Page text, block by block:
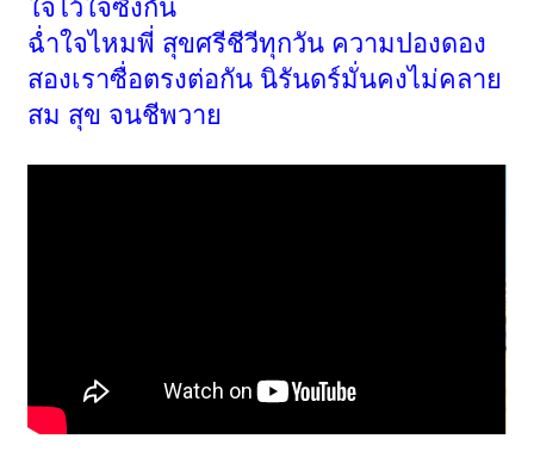
ใจไว้ใจซึ้งกัน
ฉ่ำใจไหมพี่ สุขศรีชีวีทุกวัน ความปองดอง
สองเราซื่อตรงต่อกัน นิรันดร์มั่นคงไม่คลาย
สม สุข จนชีพวาย